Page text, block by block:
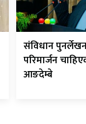
संविधान
परिमार्जन
आङदेम्बे